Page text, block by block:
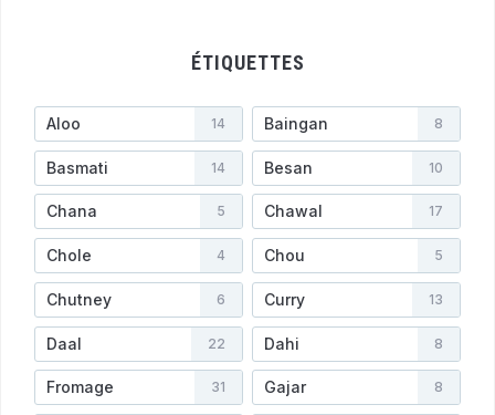
ÉTIQUETTES
Aloo 14 Baingan 8
Basmati 14 Besan 10
Chana 5 Chawal 17
Chole 4 Chou 5
Chutney 6 Curry 13
Daal 22 Dahi 8
Fromage 31 Gajar 8